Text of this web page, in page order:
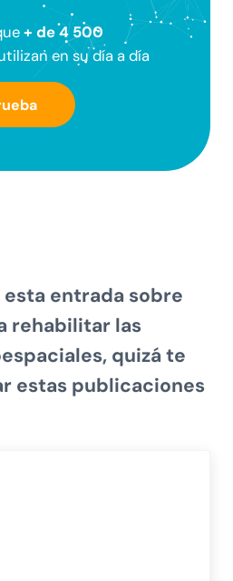
+ de 4 500
en su día a día
entrada sobre
rehabilitar las
quizá te
estas publicaciones